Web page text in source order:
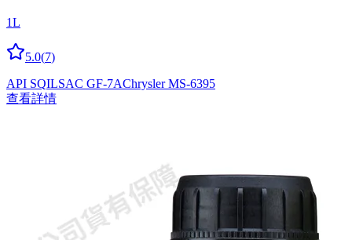
1L
5.0(7)
API SQILSAC GF-7AChrysler MS-6395
查看詳情